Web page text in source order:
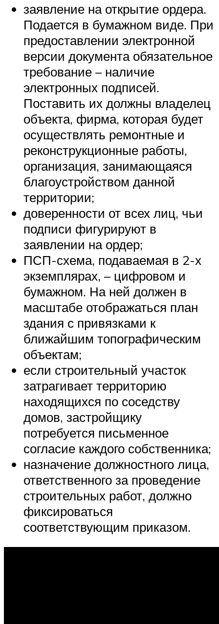
заявление на открытие ордера.
Подается в бумажном виде. При
предоставлении электронной
версии документа обязательное
требование – наличие
электронных подписей.
Поставить их должны владелец
объекта, фирма, которая будет
осуществлять ремонтные и
реконструкционные работы,
организация, занимающаяся
благоустройством данной
территории;
доверенности от всех лиц, чьи
подписи фигурируют в
заявлении на ордер;
ПСП-схема, подаваемая в 2-х
экземплярах, – цифровом и
бумажном. На ней должен в
масштабе отображаться план
здания с привязками к
ближайшим топографическим
объектам;
если строительный участок
затрагивает территорию
находящихся по соседству
домов, застройщику
потребуется письменное
согласие каждого собственника;
назначение должностного лица,
ответственного за проведение
строительных работ, должно
фиксироваться
соответствующим приказом.